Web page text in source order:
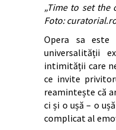
„Time to set the
Foto:
Opera sa
universalității
intimității care
ce invite
reamintește că
ci și o ușă – o
complicat al